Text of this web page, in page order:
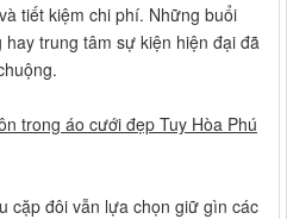
tiết kiệm chi phí. Những buổi
trung tâm sự kiện hiện đại đã
trong áo cưới đẹp Tuy Hòa Phú
cặp đôi vẫn lựa chọn giữ gìn các